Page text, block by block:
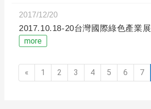
2017/12/20
2017.10.18-20台灣國際綠色產業展
more
« 1 2 3 4 5 6 7